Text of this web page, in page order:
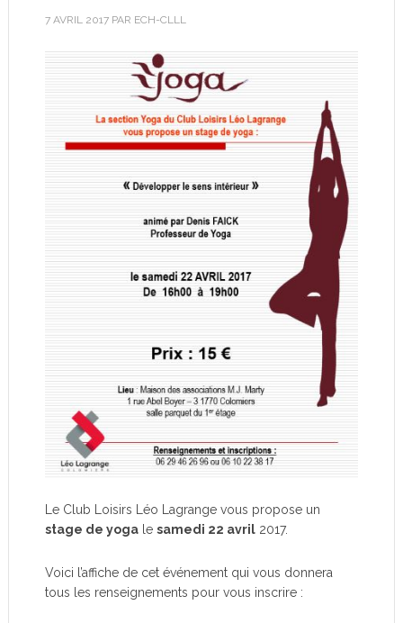
7 AVRIL 2017PAR ECH-CLLL
Le Club Loisirs Léo Lagrange vous propose un
stage de yogale samedi 22 avril2017.
Voici l’affiche de cet événement qui vous donnera
tous les renseignements pour vous inscrire :